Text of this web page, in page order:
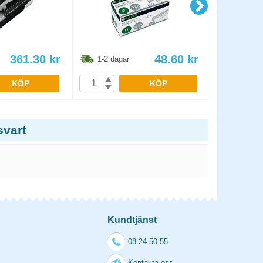
361.30 kr
KÖP
1-2 dagar 48.60 kr
KÖP
Kundtjänst
08-24 50 55